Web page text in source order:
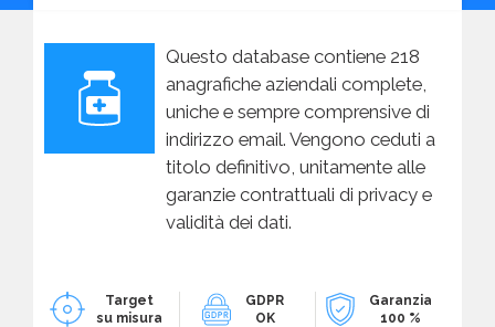
Questo database contiene 218
anagrafiche aziendali complete,
uniche e sempre comprensive di
indirizzo email. Vengono ceduti a
titolo definitivo, unitamente alle
garanzie contrattuali di privacy e
validità dei dati.
Target
su misura
GDPR
OK
Garanzia
100 %